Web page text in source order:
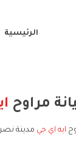
الرئيسية
مراوح
ايه اي جي مدينة